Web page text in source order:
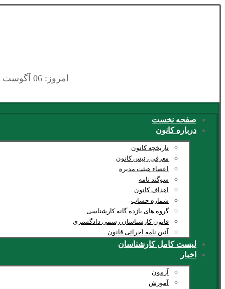
امروز: 06 آگوست 2026
صفحه نخست
درباره کانون
تاریخچه کانون
معرفی رئیس کانون
اعضاء هیئت مدیره
سوگند نامه
اهداف کانون
شماره حساب
گروه های یازده گانه کارشناسی
قانون کارشناسان رسمی دادگستری
آئین نامه اجرائی قانون
لیست کامل کارشناسان
اخبار
آزمون
آموزش